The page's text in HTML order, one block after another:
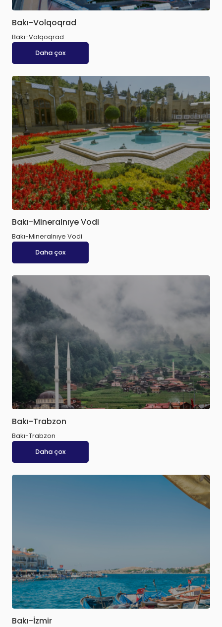
Bakı-Volqoqrad
Bakı-Volqoqrad
Daha çox
Bakı-Mineralnıye Vodi
Bakı-Mineralnıye Vodi
Daha çox
Bakı-Trabzon
Bakı-Trabzon
Daha çox
Bakı-İzmir